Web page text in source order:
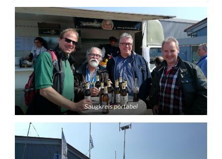
Saugkreis portabel